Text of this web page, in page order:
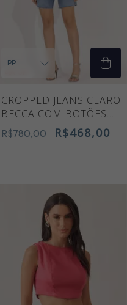
CROPPED JEANS CLARO
BECCA COM BOTÕES
CRISTAL
R$780,00 R$468,00